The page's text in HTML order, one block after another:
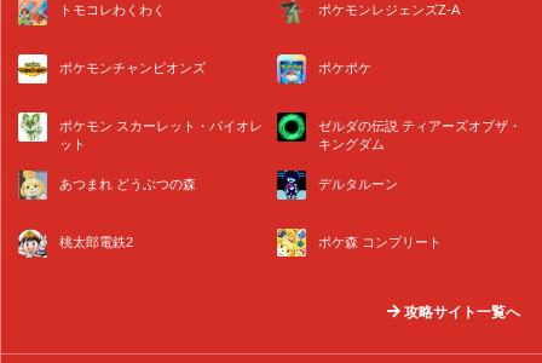
トモコレわくわく ポケモンレジェンズZ-A
ポケモンチャンピオンズ ポケポケ
ポケモン スカーレット・バイオレ
ット
ゼルダの伝説 ティアーズオブザ・
キングダム
あつまれ どうぶつの森 デルタルーン
桃太郎電鉄2 ポケ森 コンプリート
攻略サイト一覧へ